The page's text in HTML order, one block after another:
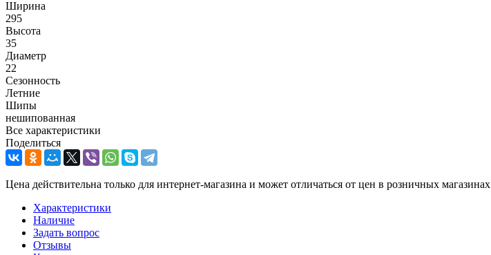
Ширина
295
Высота
35
Диаметр
22
Сезонность
Летние
Шипы
нешипованная
Все характеристики
Поделиться
Цена действительна только для интернет-магазина и может отличаться от цен в розничных магазинах
Характеристики
Наличие
Задать вопрос
Отзывы